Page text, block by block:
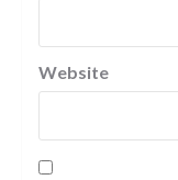
Website